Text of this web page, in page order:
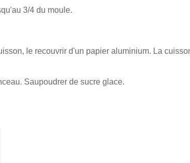
3/4 du moule.
le recouvrir d'un papier aluminium. La
Saupoudrer de sucre glace.